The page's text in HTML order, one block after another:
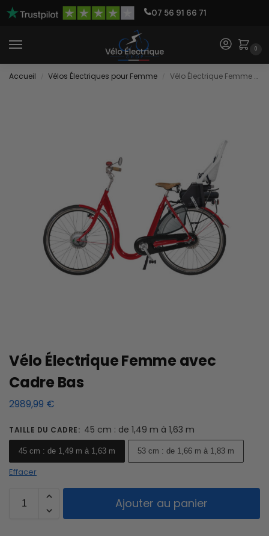
07 56 91 66 71
0
Accueil Vélos Électriques pour Femme Vélo Électrique Femme avec Cadre Bas
Vélo Électrique Femme avec
Cadre Bas
2989,99 €
TAILLE DU CADRE: 45 cm : de 1,49 m à 1,63 m
45 cm : de 1,49 m à 1,63 m 53 cm : de 1,66 m à 1,83 m
Effacer
Ajouter au panier